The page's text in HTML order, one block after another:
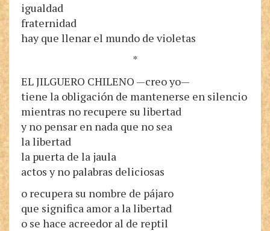
igualdad
fraternidad
hay que llenar el mundo de violetas
*
EL JILGUERO CHILENO —creo yo—
tiene la obligación de mantenerse en silencio
mientras no recupere su libertad
y no pensar en nada que no sea
la libertad
la puerta de la jaula
actos y no palabras deliciosas
o recupera su nombre de pájaro
que significa amor a la libertad
o se hace acreedor al de reptil